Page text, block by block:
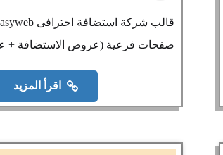
صفحات فرعية (عروض الاستضافة +
اقرأ المزيد